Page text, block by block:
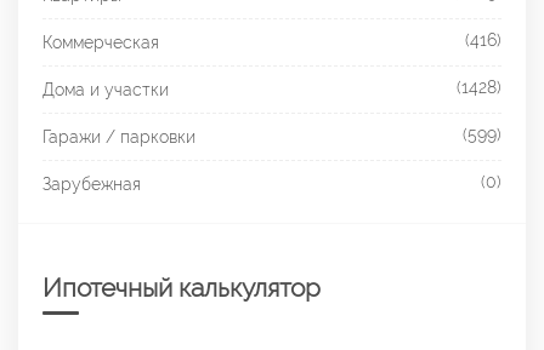
Коммерческая (416)
Дома и участки (1428)
Гаражи / парковки (599)
Зарубежная (0)
Ипотечный калькулятор